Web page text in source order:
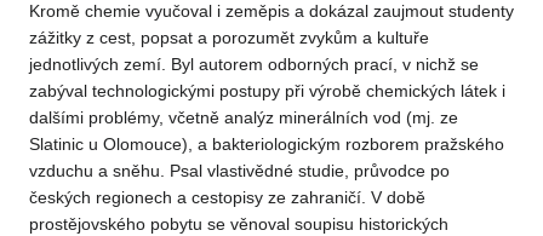
Kromě chemie vyučoval i zeměpis a dokázal zaujmout studenty
zážitky z cest, popsat a porozumět zvykům a kultuře
jednotlivých zemí. Byl autorem odborných prací, v nichž se
zabýval technologickými postupy při výrobě chemických látek i
dalšími problémy, včetně analýz minerálních vod (mj. ze
Slatinic u Olomouce), a bakteriologickým rozborem pražského
vzduchu a sněhu. Psal vlastivědné studie, průvodce po
českých regionech a cestopisy ze zahraničí. V době
prostějovského pobytu se věnoval soupisu historických